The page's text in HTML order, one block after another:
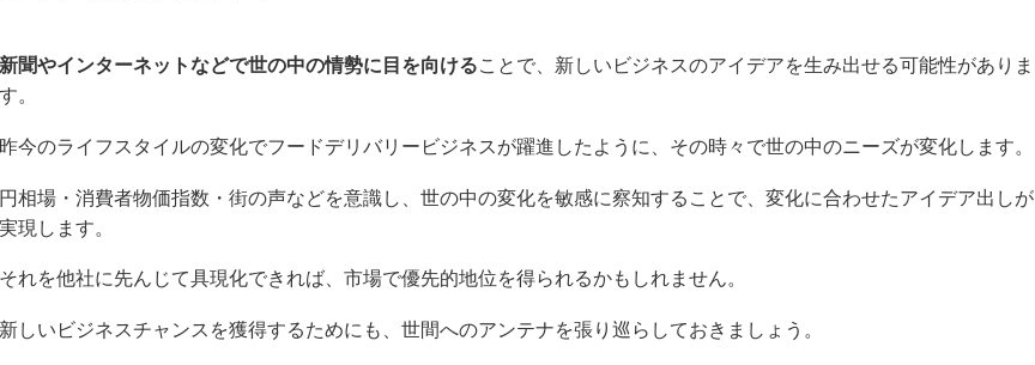
新聞やインターネットなどで世の中の情勢に目を向けることで、新しいビジネスのアイデアを生み出せる可能性がありま
す。
昨今のライフスタイルの変化でフードデリバリービジネスが躍進したように、その時々で世の中のニーズが変化します。
円相場・消費者物価指数・街の声などを意識し、世の中の変化を敏感に察知することで、変化に合わせたアイデア出しが
実現します。
それを他社に先んじて具現化できれば、市場で優先的地位を得られるかもしれません。
新しいビジネスチャンスを獲得するためにも、世間へのアンテナを張り巡らしておきましょう。